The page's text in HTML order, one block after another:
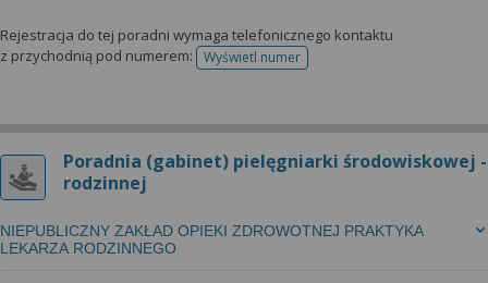
Rejestracja do tej poradni wymaga telefonicznego kontaktu
z przychodnią pod numerem:
Wyświetl numertelefonu do rejestracji
Poradnia (gabinet) pielęgniarki środowiskowej -
rodzinnej
NIEPUBLICZNY ZAKŁAD OPIEKI ZDROWOTNEJ PRAKTYKA
LEKARZA RODZINNEGO